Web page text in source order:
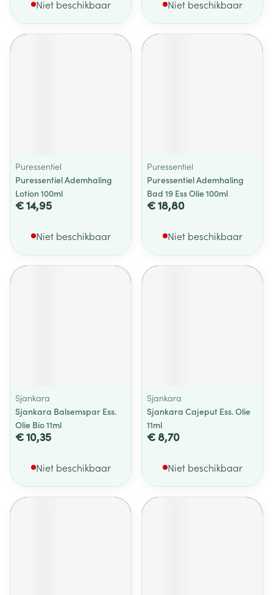
Niet beschikbaar Niet beschikbaar
Puressentiel
Puressentiel Ademhaling
Lotion 100ml
€ 14,95
Niet beschikbaar
Puressentiel
Puressentiel Ademhaling
Bad 19 Ess Olie 100ml
€ 18,80
Niet beschikbaar
Sjankara
Sjankara Balsemspar Ess.
Olie Bio 11ml
€ 10,35
Niet beschikbaar
Sjankara
Sjankara Cajeput Ess. Olie
11ml
€ 8,70
Niet beschikbaar